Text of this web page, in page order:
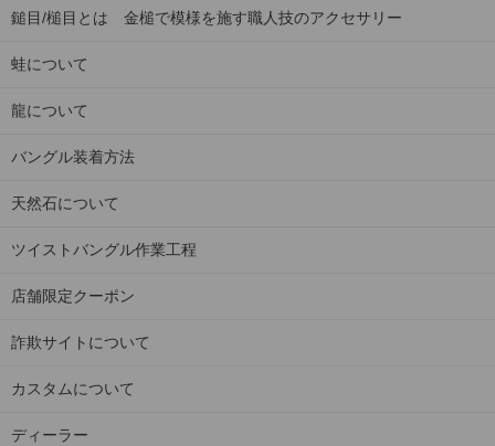
鎚目/槌目とは 金槌で模様を施す職人技のアクセサリー
蛙について
龍について
バングル装着方法
天然石について
ツイストバングル作業工程
店舗限定クーポン
詐欺サイトについて
カスタムについて
ディーラー